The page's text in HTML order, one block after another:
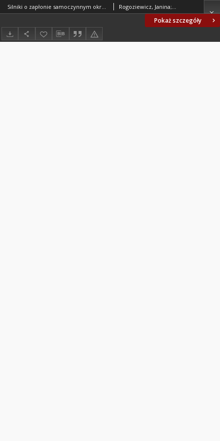
Pokaż szczegóły
Silniki o zapłonie samoczynnym okrętowe i kolejowe - Badania magnetyczno - proszkowe i penetracyjne - Oznaczenie wadliwości BN-81/1340-16 Rogoziewicz, Janina; Kmiecik, Alojzy; Heppel, Konrad; Zakłady Przemysłu Metalowego H. Cegielski - Poznań. Oprac.; Ośrodek Badawczo-Rozwojowy Wysokoprężnych Silników Okrętowych i Kolejowych przy Zakładach Przem. Met. H.Cegielski - Poznań. Oprac.